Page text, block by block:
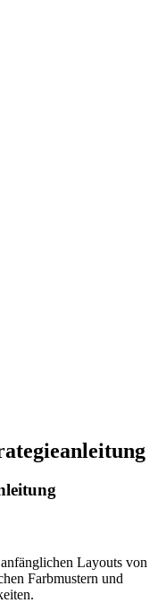
Layouts von
Farbmustern und